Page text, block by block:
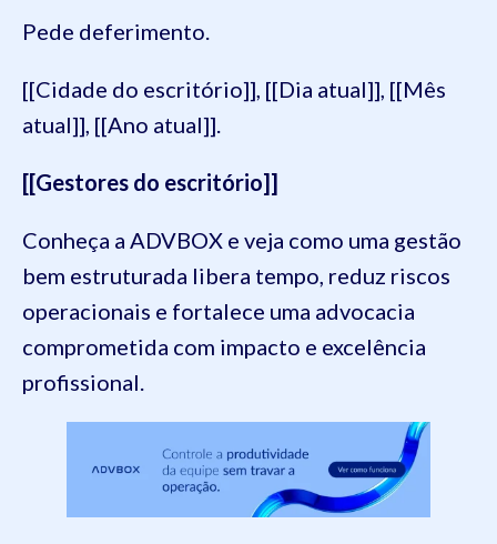
Pede deferimento.
[[Cidade do escritório]], [[Dia atual]], [[Mês
atual]], [[Ano atual]].
[[Gestores do escritório]]
Conheça a ADVBOX e veja como uma gestão
bem estruturada libera tempo, reduz riscos
operacionais e fortalece uma advocacia
comprometida com impacto e excelência
profissional.